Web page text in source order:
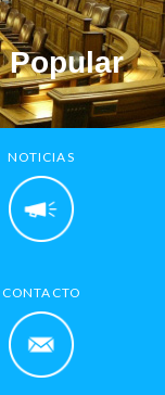
Popular
NOTICIAS
CONTACTO